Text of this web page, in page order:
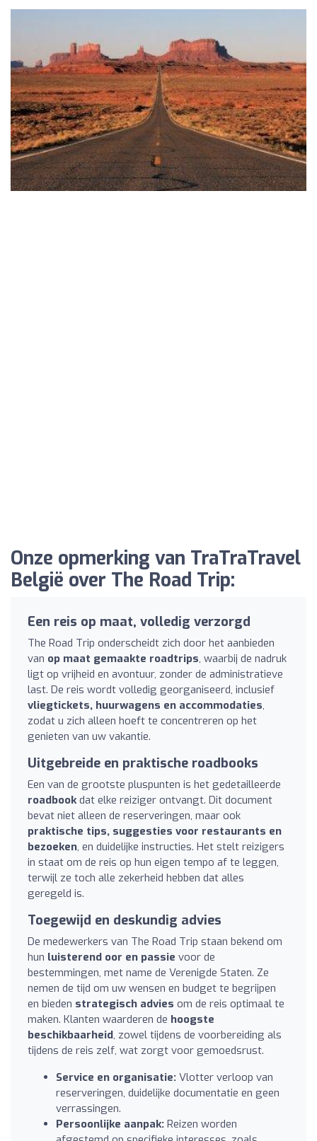
Onze opmerking van TraTraTravel
België over The Road Trip:
Een reis op maat, volledig verzorgd
The Road Trip onderscheidt zich door het aanbieden
van op maat gemaakte roadtrips, waarbij de nadruk
ligt op vrijheid en avontuur, zonder de administratieve
last. De reis wordt volledig georganiseerd, inclusief
vliegtickets, huurwagens en accommodaties,
zodat u zich alleen hoeft te concentreren op het
genieten van uw vakantie.
Uitgebreide en praktische roadbooks
Een van de grootste pluspunten is het gedetailleerde
roadbookdat elke reiziger ontvangt. Dit document
bevat niet alleen de reserveringen, maar ook
praktische tips, suggesties voor restaurants en
bezoeken, en duidelijke instructies. Het stelt reizigers
in staat om de reis op hun eigen tempo af te leggen,
terwijl ze toch alle zekerheid hebben dat alles
geregeld is.
Toegewijd en deskundig advies
De medewerkers van The Road Trip staan bekend om
hun luisterend oor en passie voor de
bestemmingen, met name de Verenigde Staten. Ze
nemen de tijd om uw wensen en budget te begrijpen
en bieden strategisch advies om de reis optimaal te
maken. Klanten waarderen de hoogste
beschikbaarheid, zowel tijdens de voorbereiding als
tijdens de reis zelf, wat zorgt voor gemoedsrust.
Service en organisatie: Vlotter verloop van
reserveringen, duidelijke documentatie en geen
verrassingen.
Persoonlijke aanpak: Reizen worden